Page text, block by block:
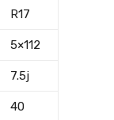
R17
5×112
7.5j
40